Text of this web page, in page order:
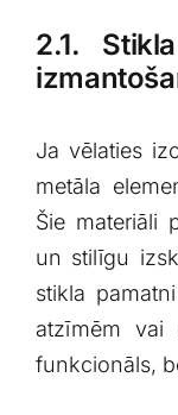
2.1.
Ja vēlaties
metāla
Šie materiāli
un stilīgu
stikla
atzīmēm vai
funkcionāls,